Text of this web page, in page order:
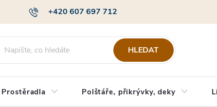
+420 607 697 712
Obchodní podmínky Podmínky ochrany osobních údajů
HLEDAT
Prostěradla Polštáře, přikrývky, deky